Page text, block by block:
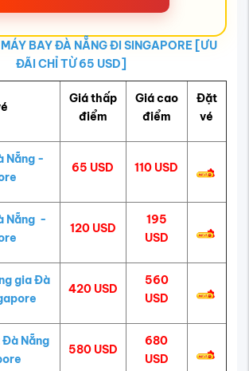
BAY ĐÀ NẴNG ĐI SINGAPORE [ƯU
ĐÃI CHỈ TỪ 65 USD]
Giá thấp
điểm
Giá cao
điểm
Đặt
vé
Nẵng -
65 USD 110 USD
Nẵng -
120 USD
195
USD
gia Đà
420 USD
560
USD
Đà Nẵng
580 USD
680
USD